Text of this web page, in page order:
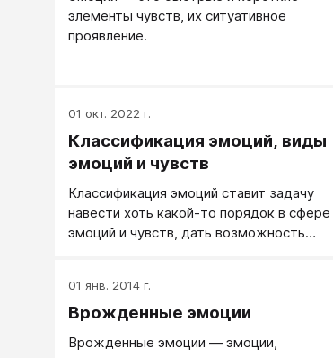
элементы чувств, их ситуативное
проявление.
01 окт. 2022 г.
Классификация эмоций, виды
эмоций и чувств
Классификация эмоций ставит задачу
навести хоть какой-то порядок в сфере
эмоций и чувств, дать возможность
чувствах они говорят в том или ином
контексте.
01 янв. 2014 г.
Врожденные эмоции
Врожденные эмоции — эмоции,